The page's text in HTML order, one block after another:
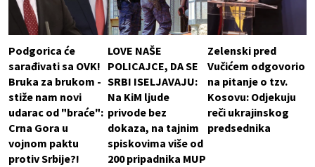
Podgorica će
sarađivati sa OVK!
Bruka za brukom -
stiže nam novi
udarac od "braće":
Crna Gora u
vojnom paktu
protiv Srbije?!
LOVE NAŠE
POLICAJCE, DA SE
SRBI ISELJAVAJU:
Na KiM ljude
privode bez
dokaza, na tajnim
spiskovima više od
200 pripadnika MUP
Zelenski pred
Vučićem odgovorio
na pitanje o tzv.
Kosovu: Odjekuju
reči ukrajinskog
predsednika